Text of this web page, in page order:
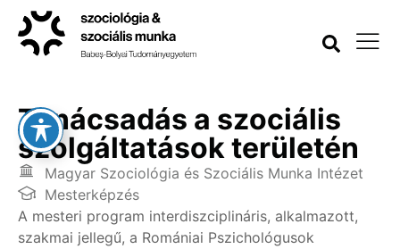
Tanácsadás a szociális
szolgáltatások területén
Magyar Szociológia és Szociális Munka Intézet
Mesterképzés
A mesteri program interdiszciplináris, alkalmazott,
szakmai jellegű, a Romániai Pszichológusok